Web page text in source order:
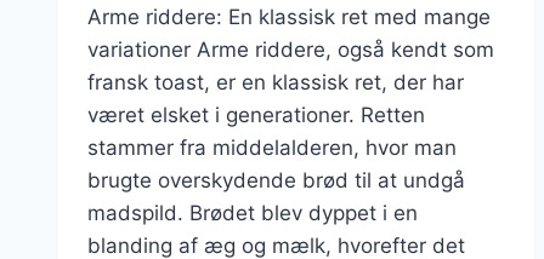
Arme riddere: En klassisk ret med mange
variationer Arme riddere, også kendt som
fransk toast, er en klassisk ret, der har
været elsket i generationer. Retten
stammer fra middelalderen, hvor man
brugte overskydende brød til at undgå
madspild. Brødet blev dyppet i en
blanding af æg og mælk, hvorefter det